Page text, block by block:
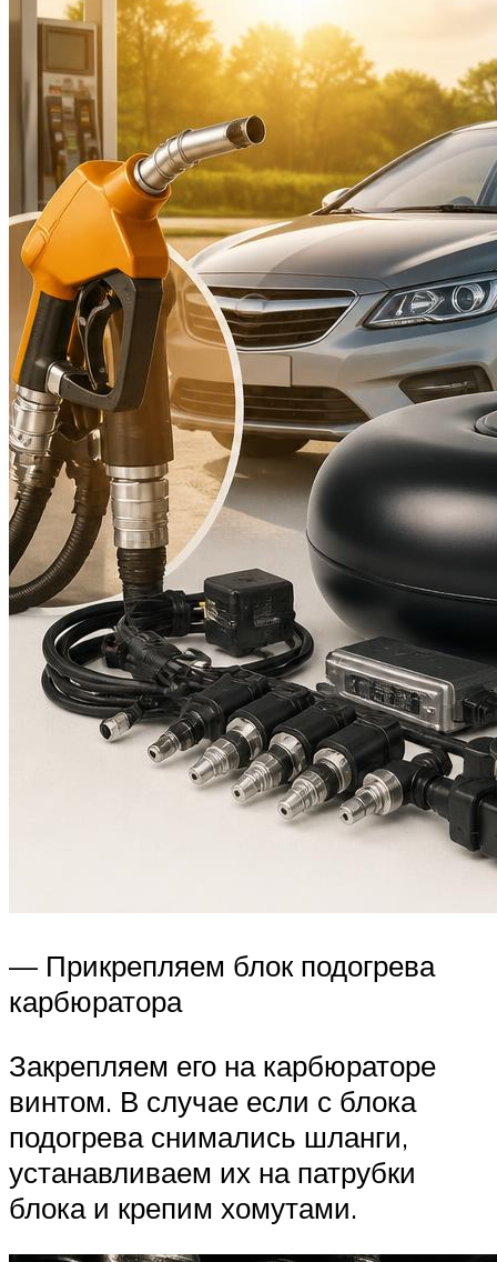
— Прикрепляем блок подогрева
карбюратора
Закрепляем его на карбюраторе
винтом. В случае если с блока
подогрева снимались шланги,
устанавливаем их на патрубки
блока и крепим хомутами.